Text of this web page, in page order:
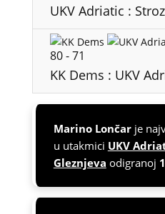
UKV Adriatic :
80-71
KK Dems : UKV
Marino Lončarje
u utakmici UKV
Gleznjeva odigranoj